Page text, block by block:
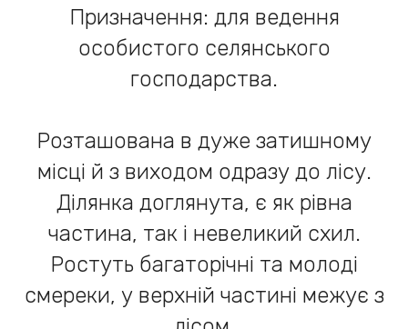
Призначення: для ведення
особистого селянського
господарства.
Розташована в дуже затишному
місці й з виходом одразу до лісу.
Ділянка доглянута, є як рівна
частина, так і невеликий схил.
Ростуть багаторічні та молоді
смереки, у верхній частині межує з